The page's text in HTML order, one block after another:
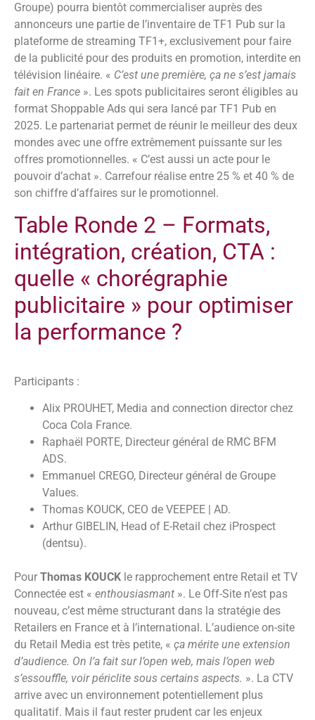
Groupe) pourra bientôt commercialiser auprès des
annonceurs une partie de l’inventaire de TF1 Pub sur la
plateforme de streaming TF1+, exclusivement pour faire
de la publicité pour des produits en promotion, interdite en
télévision linéaire. « C’est une première, ça ne s’est jamais
fait en France ». Les spots publicitaires seront éligibles au
format Shoppable Ads qui sera lancé par TF1 Pub en
2025. Le partenariat permet de réunir le meilleur des deux
mondes avec une offre extrêmement puissante sur les
offres promotionnelles. « C’est aussi un acte pour le
pouvoir d’achat ». Carrefour réalise entre 25 % et 40 % de
son chiffre d’affaires sur le promotionnel.
Table Ronde 2 – Formats,
intégration, création, CTA :
quelle « chorégraphie
publicitaire » pour optimiser
la performance ?
Participants :
Alix PROUHET, Media and connection director chez
Coca Cola France.
Raphaël PORTE, Directeur général de RMC BFM
ADS.
Emmanuel CREGO, Directeur général de Groupe
Values.
Thomas KOUCK, CEO de VEEPEE | AD.
Arthur GIBELIN, Head of E-Retail chez iProspect
(dentsu).
Pour Thomas KOUCK le rapprochement entre Retail et TV
Connectée est « enthousiasmant ». Le Off-Site n’est pas
nouveau, c’est même structurant dans la stratégie des
Retailers en France et à l’international. L’audience on-site
du Retail Media est très petite, « ça mérite une extension
d’audience. On l’a fait sur l’open web, mais l’open web
s’essouffle, voir périclite sous certains aspects. ». La CTV
arrive avec un environnement potentiellement plus
qualitatif. Mais il faut rester prudent car les enjeux